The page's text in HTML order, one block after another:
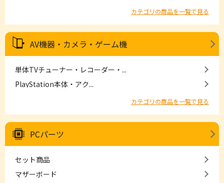
カテゴリの商品を一覧で見る
AV機器・カメラ・ゲーム機
単体TVチューナー・レコーダー・...
PlayStation本体・アク...
カテゴリの商品を一覧で見る
PCパーツ
セット商品
マザーボード